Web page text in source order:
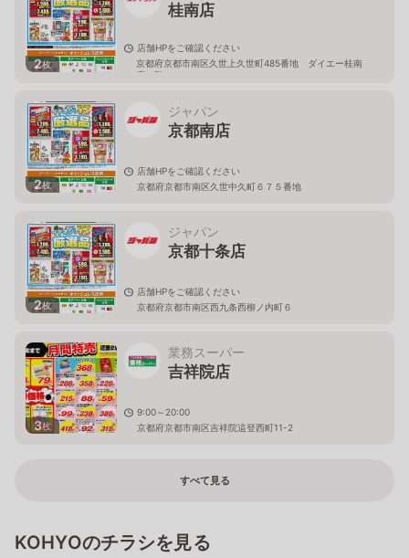
2枚
桂南店
店舗HPをご確認ください
京都府京都市南区久世上久世町485番地 ダイエー桂南
店１階
2枚
ジャパン
京都南店
店舗HPをご確認ください
京都府京都市南区久世中久町６７５番地
2枚
ジャパン
京都十条店
店舗HPをご確認ください
京都府京都市南区西九条西柳ノ内町６
3枚
業務スーパー
吉祥院店
9:00～20:00
京都府京都市南区吉祥院這登西町11-2
すべて見る
KOHYOのチラシを見る